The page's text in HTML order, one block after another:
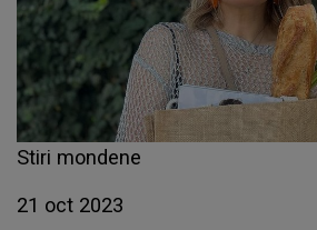
Stiri mondene
21 oct 2023